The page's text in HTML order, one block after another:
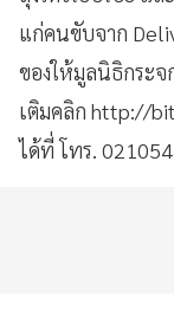
แก่คนขับจาก
ของให้มูลนิธิกระ
เติมคลิก http://
ได้ที่ โทร.